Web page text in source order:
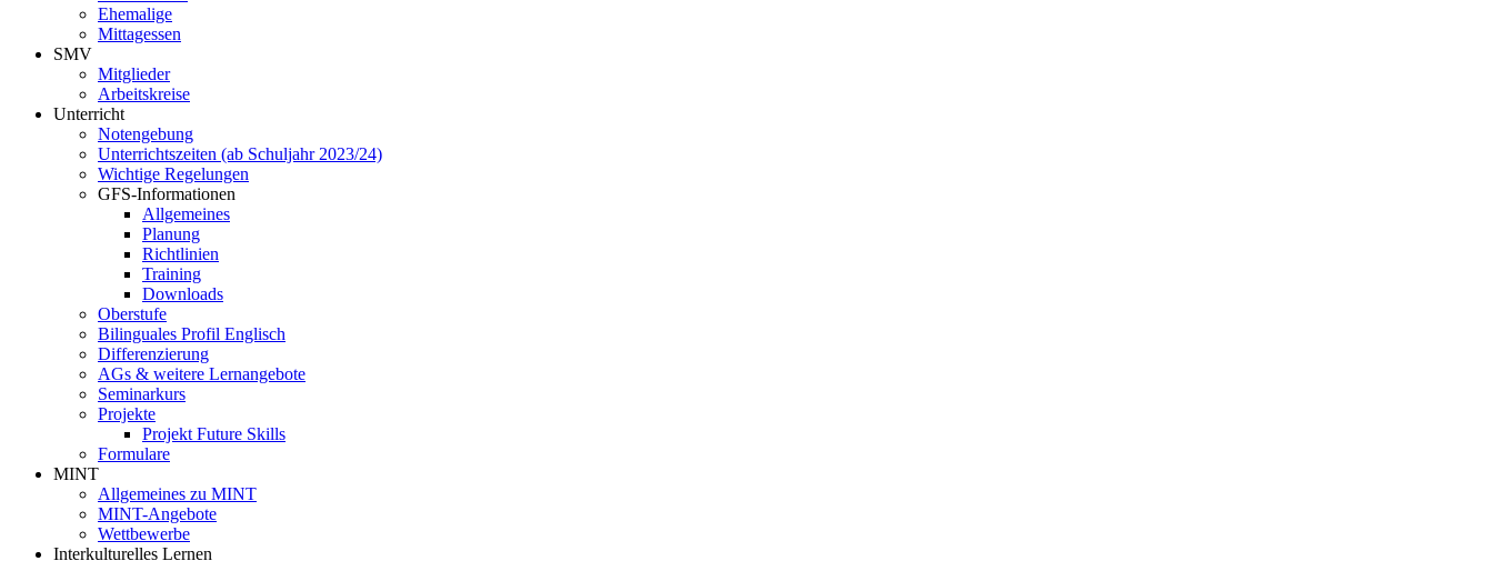
Ehemalige
Mittagessen
SMV
Mitglieder
Arbeitskreise
Unterricht
Notengebung
Unterrichtszeiten (ab Schuljahr 2023/24)
Wichtige Regelungen
GFS-Informationen
Allgemeines
Planung
Richtlinien
Training
Downloads
Oberstufe
Bilinguales Profil Englisch
Differenzierung
AGs & weitere Lernangebote
Seminarkurs
Projekte
Projekt Future Skills
Formulare
MINT
Allgemeines zu MINT
MINT-Angebote
Wettbewerbe
Interkulturelles Lernen